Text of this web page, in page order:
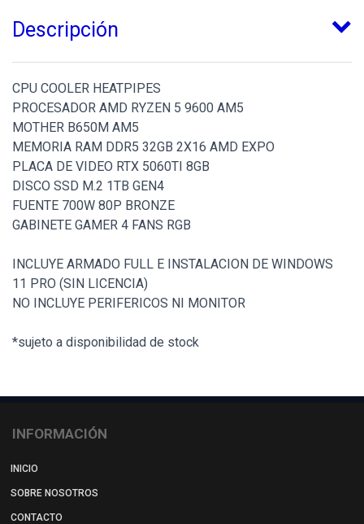
Descripción
CPU COOLER HEATPIPES
PROCESADOR AMD RYZEN 5 9600 AM5
MOTHER B650M AM5
MEMORIA RAM DDR5 32GB 2X16 AMD EXPO
PLACA DE VIDEO RTX 5060TI 8GB
DISCO SSD M.2 1TB GEN4
FUENTE 700W 80P BRONZE
GABINETE GAMER 4 FANS RGB
INCLUYE ARMADO FULL E INSTALACION DE WINDOWS
11 PRO (SIN LICENCIA)
NO INCLUYE PERIFERICOS NI MONITOR
*sujeto a disponibilidad de stock
INFORMACIÓN
INICIO
SOBRE NOSOTROS
CONTACTO